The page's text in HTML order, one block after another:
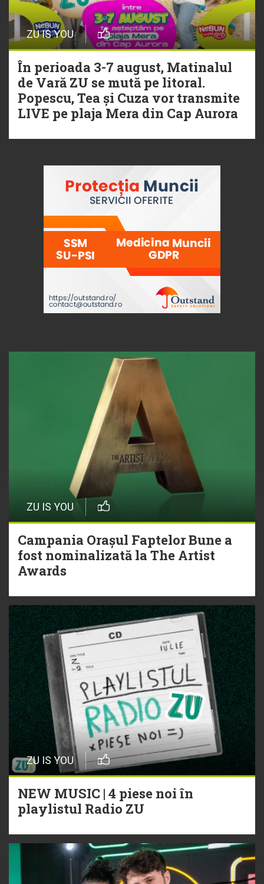
ZU IS YOU
În perioada 3-7 august, Matinalul
de Vară ZU se mută pe litoral.
Popescu, Tea și Cuza vor transmite
LIVE pe plaja Mera din Cap Aurora
ZU IS YOU
Campania Orașul Faptelor Bune a
fost nominalizată la The Artist
Awards
ZU IS YOU
NEW MUSIC | 4 piese noi în
playlistul Radio ZU